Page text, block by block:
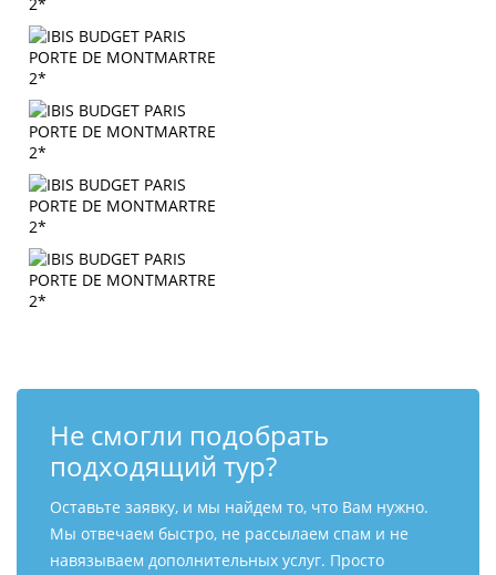
Не смогли подобрать
подходящий тур?
Оставьте заявку, и мы найдем то, что Вам нужно.
Мы отвечаем быстро, не рассылаем спам и не
навязываем дополнительных услуг. Просто